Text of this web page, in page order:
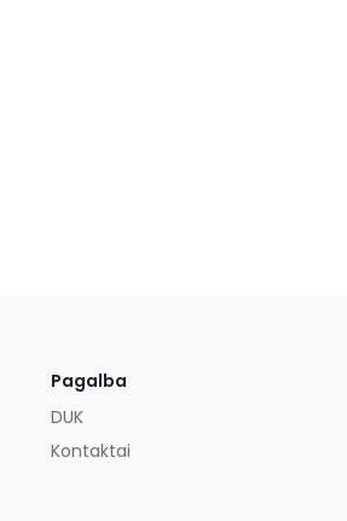
Pagalba
DUK
Kontaktai